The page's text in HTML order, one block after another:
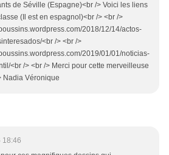
de Séville (Espagne)<br /> Voici les liens
(Il est en espagnol)<br /> <br />
2018/12/14/actos-
<br /> <br />
2019/01/01/noticias-
<br /> <br /> Merci pour cette merveilleuse
Nadia Véronique
18:46